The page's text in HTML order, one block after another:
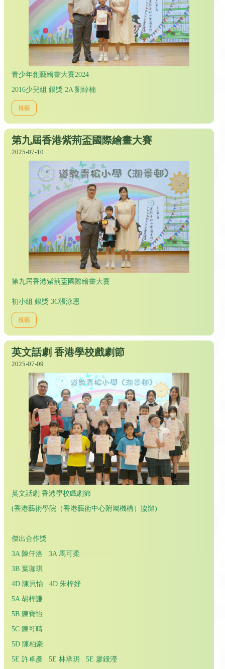
青少年創藝繪畫大賽2024
2016少兒組 銀獎 2A 劉綽楠
視藝
第九屆香港紫荊盃國際繪畫大賽
2025-07-10
第九屆香港紫荊盃國際繪畫大賽
初小組 銀獎 3C張泳恩
視藝
英文話劇 香港學校戲劇節
2025-07-09
英文話劇 香港學校戲劇節
(香港藝術學院（香港藝術中心附屬機構）協辦)
傑出合作獎
3A 陳仟洛 3A 馬可柔
3B 葉珈琪
4D 陳貝怡 4D 朱梓妤
5A 胡梓謙
5B 陳寶怡
5C 陳可晴
5D 陳柏豪
5E 許卓彥 5E 林承玥 5E 廖鏝瀅